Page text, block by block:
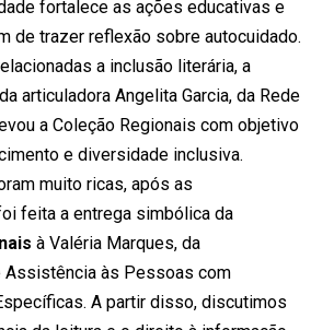
fortalece as ações educativas e
de trazer reflexão sobre autocuidado.
a inclusão literária, a
articuladora Angelita Garcia, da Rede
a Coleção Regionais com objetivo
e diversidade inclusiva.
muito ricas, após as
feita a entrega simbólica da
à Valéria Marques, da
Assistência às Pessoas com
A partir disso, discutimos